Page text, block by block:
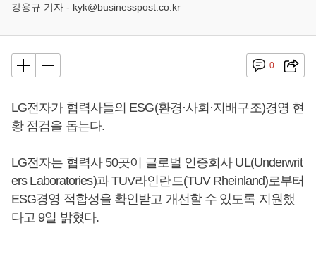
강용규 기자 - kyk@businesspost.co.kr
0
LG전자가 협력사들의 ESG(환경·사회·지배구조)경영 현
황 점검을 돕는다.
LG전자는 협력사 50곳이 글로벌 인증회사 UL(Underwrit
ers Laboratories)과 TUV라인란드(TUV Rheinland)로부터
ESG경영 적합성을 확인받고 개선할 수 있도록 지원했
다고 9일 밝혔다.